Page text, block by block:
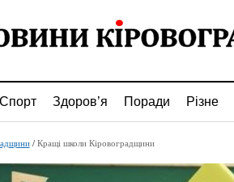
Спорт Здоров’я Поради Різне
/ Кращі школи Кіровоградщини